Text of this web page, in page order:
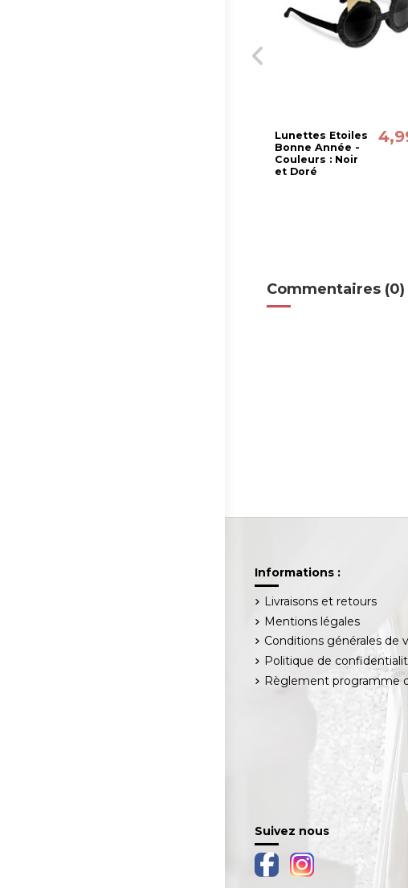
Lunettes Etoiles
Bonne Année -
Couleurs : Noir
et Doré
Commentaires (0)
Informations :
Livraisons et retours
Mentions légales
Conditions générales de
Politique de
Règlement programme
Suivez nous